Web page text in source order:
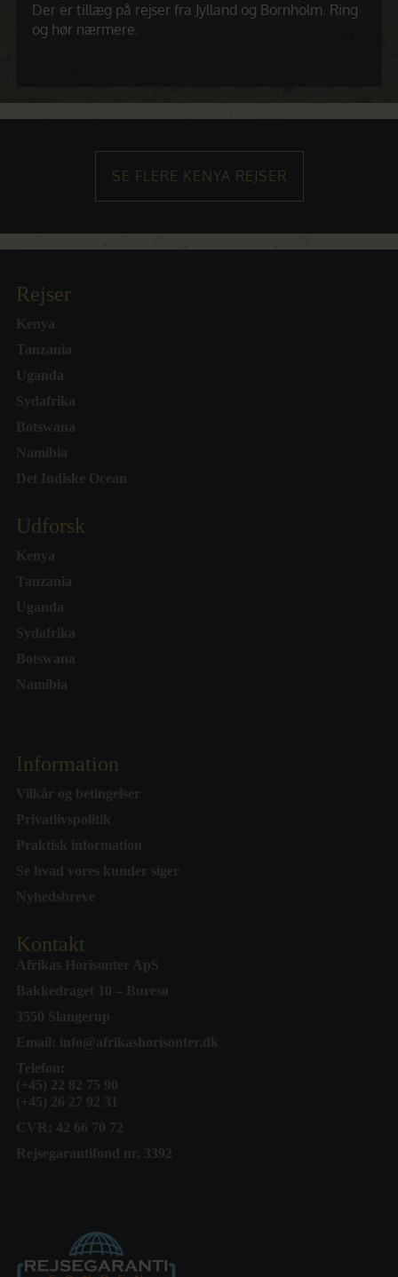
Der er tillæg på rejser fra Jylland og Bornholm. Ring
og hør nærmere.
SE FLERE KENYA REJSER
Rejser
Kenya
Tanzania
Uganda
Sydafrika
Botswana
Namibia
Det Indiske Ocean
Udforsk
Kenya
Tanzania
Uganda
Sydafrika
Botswana
Namibia
Information
Vilkår og betingelser
Privatlivspolitik
Praktisk information
Se hvad vores kunder siger
Nyhedsbreve
Kontakt
Afrikas Horisonter ApS
Bakkedraget 10 – Buresø
3550 Slangerup
Email: info@afrikashorisonter.dk
Telefon:
(+45) 22 82 75 90
(+45) 26 27 92 31
CVR: 42 66 70 72
Rejsegarantifond nr. 3392